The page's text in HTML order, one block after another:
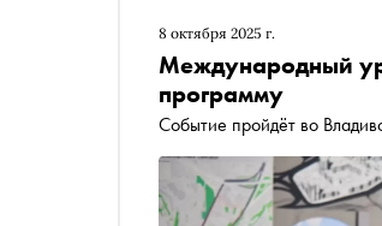
8 октября 2025 г.
Международный
программу
Событие пройдёт во